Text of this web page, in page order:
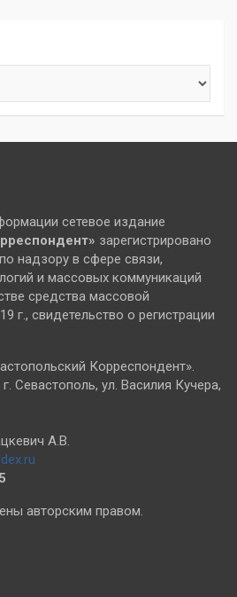
сетевое издание
зарегистрировано
надзору в сфере связи,
и массовых коммуникаций
средства массовой
г., свидетельство о регистрации
Корреспондент».
Севастополь, ул. Василия Кучера,
А.В.
авторским правом.